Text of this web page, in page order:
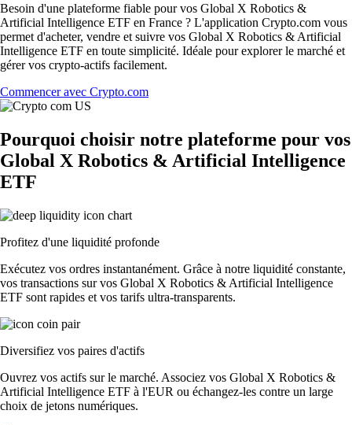
Besoin d'une plateforme fiable pour vos Global X Robotics &
Artificial Intelligence ETF en France ? L'application Crypto.com vous
permet d'acheter, vendre et suivre vos Global X Robotics & Artificial
Intelligence ETF en toute simplicité. Idéale pour explorer le marché et
gérer vos crypto-actifs facilement.
Commencer avec Crypto.com
Pourquoi choisir notre plateforme pour vos
Global X Robotics & Artificial Intelligence
ETF
Profitez d'une liquidité profonde
Exécutez vos ordres instantanément. Grâce à notre liquidité constante,
vos transactions sur vos Global X Robotics & Artificial Intelligence
ETF sont rapides et vos tarifs ultra-transparents.
Diversifiez vos paires d'actifs
Ouvrez vos actifs sur le marché. Associez vos Global X Robotics &
Artificial Intelligence ETF à l'EUR ou échangez-les contre un large
choix de jetons numériques.